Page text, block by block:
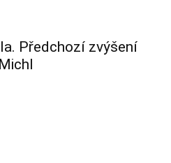
Předchozí zvýšení